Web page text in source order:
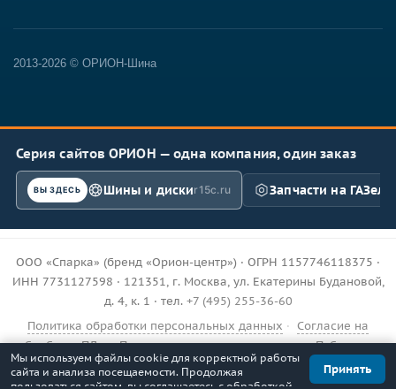
2013-2026 © ОРИОН-Шина
Серия сайтов ОРИОН — одна компания, один заказ
ВЫ ЗДЕСЬ Шины и дискиr15c.ru Запчасти на ГАЗель
Мы используем файлы cookie для корректной работы
сайта и анализа посещаемости. Продолжая
пользоваться сайтом, вы соглашаетесь с обработкой
Принять
ООО «Спарка» (бренд «Орион-центр») · ОГРН 1157746118375 ·
ИНН 7731127598 · 121351, г. Москва, ул. Екатерины Будановой,
д. 4, к. 1 · тел. +7 (495) 255-36-60
Политика обработки персональных данных · Согласие на
обработку ПДн · Пользовательское соглашение · Публичная
оферта · Доставка и возврат